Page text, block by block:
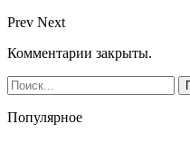
Prev Next
Комментарии закрыты.
Популярное